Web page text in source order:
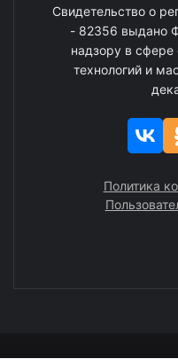
Свидетельство о
- 82356 выдано
надзору в
технологий и
Политика